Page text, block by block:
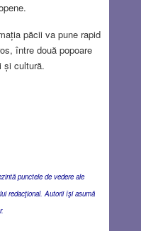
păcii va pune rapid
între două popoare
și cultură.
punctele de vedere ale
redacţional. Autorii îşi asumă